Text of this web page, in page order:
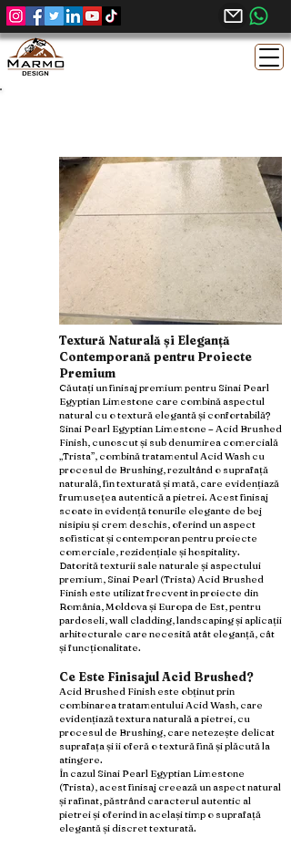
Textură Naturală și Eleganță
Contemporană pentru Proiecte
Premium
Căutați un finisaj premium pentru Sinai Pearl
Egyptian Limestone care combină aspectul
natural cu o textură elegantă și confortabilă?
Sinai Pearl Egyptian Limestone – Acid Brushed
Finish, cunoscut și sub denumirea comercială
„Trista”, combină tratamentul Acid Wash cu
procesul de Brushing, rezultând o suprafață
naturală, fin texturată și mată, care evidențiază
frumusețea autentică a pietrei. Acest finisaj
scoate în evidență tonurile elegante de bej
nisipiu și crem deschis, oferind un aspect
sofisticat și contemporan pentru proiecte
comerciale, rezidențiale și hospitality.
Datorită texturii sale naturale și aspectului
premium, Sinai Pearl (Trista) Acid Brushed
Finish este utilizat frecvent în proiecte din
România, Moldova și Europa de Est, pentru
pardoseli, wall cladding, landscaping și aplicații
arhitecturale care necesită atât eleganță, cât
și funcționalitate.
Ce Este Finisajul Acid Brushed?
Acid Brushed Finish este obținut prin
combinarea tratamentului Acid Wash, care
evidențiază textura naturală a pietrei, cu
procesul de Brushing, care netezește delicat
suprafața și îi oferă o textură fină și plăcută la
atingere.
În cazul Sinai Pearl Egyptian Limestone
(Trista), acest finisaj creează un aspect natural
și rafinat, păstrând caracterul autentic al
pietrei și oferind în același timp o suprafață
elegantă și discret texturată.